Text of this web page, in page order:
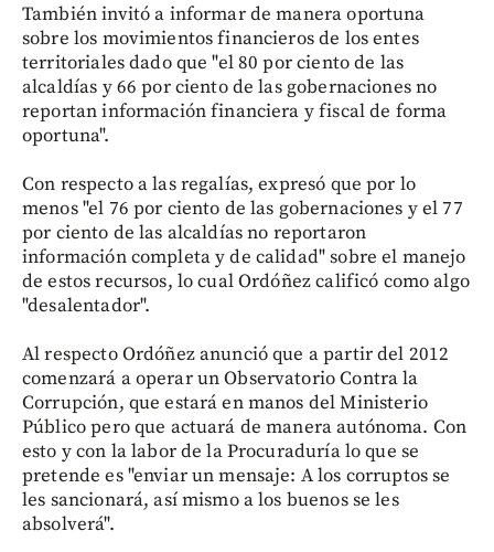
También invitó a informar de manera oportuna
sobre los movimientos financieros de los entes
territoriales dado que "el 80 por ciento de las
alcaldías y 66 por ciento de las gobernaciones no
reportan información financiera y fiscal de forma
oportuna".
Con respecto a las regalías, expresó que por lo
menos "el 76 por ciento de las gobernaciones y el 77
por ciento de las alcaldías no reportaron
información completa y de calidad" sobre el manejo
de estos recursos, lo cual Ordóñez calificó como algo
"desalentador".
Al respecto Ordóñez anunció que a partir del 2012
comenzará a operar un Observatorio Contra la
Corrupción, que estará en manos del Ministerio
Público pero que actuará de manera autónoma. Con
esto y con la labor de la Procuraduría lo que se
pretende es "enviar un mensaje: A los corruptos se
les sancionará, así mismo a los buenos se les
absolverá".